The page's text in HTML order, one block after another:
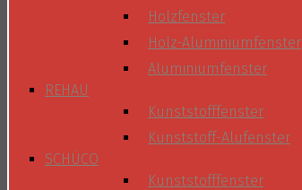
Holzfenster
Holz-Aluminiumfenster
Aluminiumfenster
REHAU
Kunststofffenster
Kunststoff-Alufenster
SCHÜCO
Kunststofffenster